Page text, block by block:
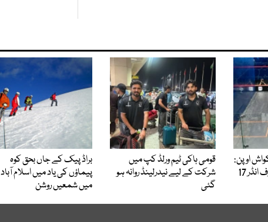
اوپن:
پاکستان کے عمیر عارف انڈر 17
قومی ہاکی ٹیم ورلڈ کپ میں
شرکت کے لیے نیدرلینڈ روانہ ہو
گئی
براڈ پیک کے جاں بحق کوہ
پیماؤں کی یاد میں اسلام آباد
میں شمعیں روشن